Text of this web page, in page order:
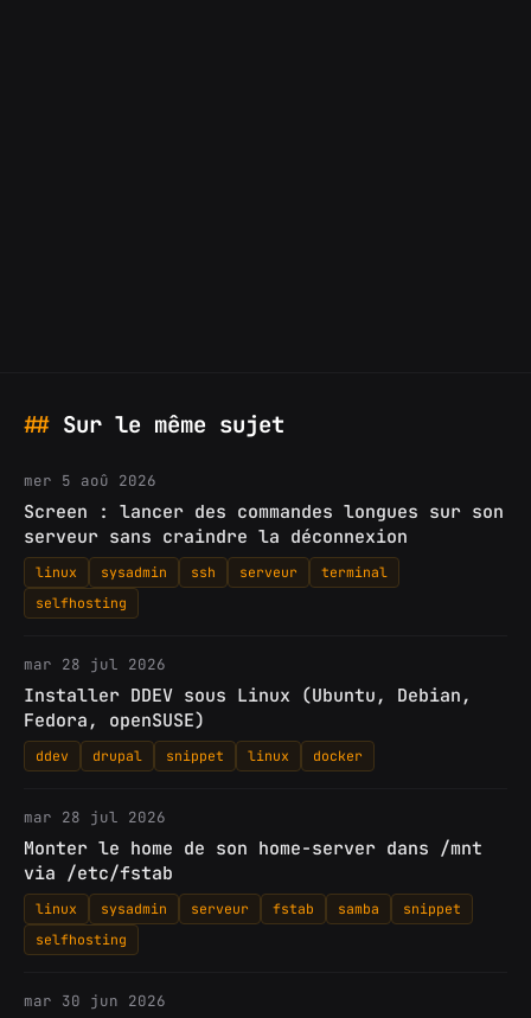
Sur le même sujet
mer 5 aoû 2026
Screen : lancer des commandes longues sur son
serveur sans craindre la déconnexion
linux sysadmin ssh serveur
terminal
selfhosting
mar 28 jul 2026
Installer DDEV sous Linux (Ubuntu, Debian,
Fedora, openSUSE)
ddev drupal snippet linux docker
mar 28 jul 2026
Monter le home de son home-server dans /mnt
via /etc/fstab
linux sysadmin serveur fstab samba
snippet
selfhosting
mar 30 jun 2026